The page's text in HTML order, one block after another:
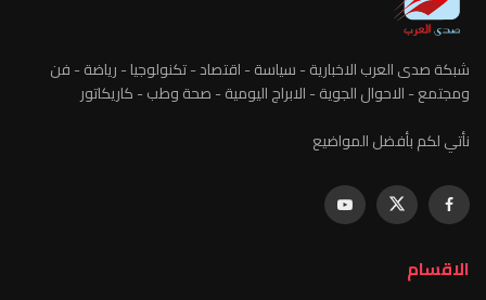
شبكة صدى العرب الاخبارية - سياسة - اقتصاد - تكنولوجيا - رياضة - فن
ومجتمع - الاحوال الجوية - الابراج اليومية - صحة وطب - كاريكاتور
نأتي لكم بأفضل المواضيع
الاقسام